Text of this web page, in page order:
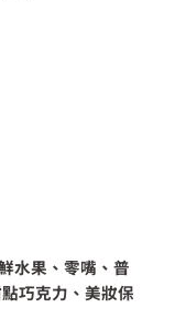
水果、零嘴、普
巧克力、美妝保